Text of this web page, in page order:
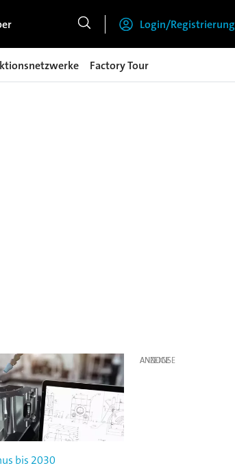
Login/Registrierung
Factory Tour
bis 2030
ANZEIGE